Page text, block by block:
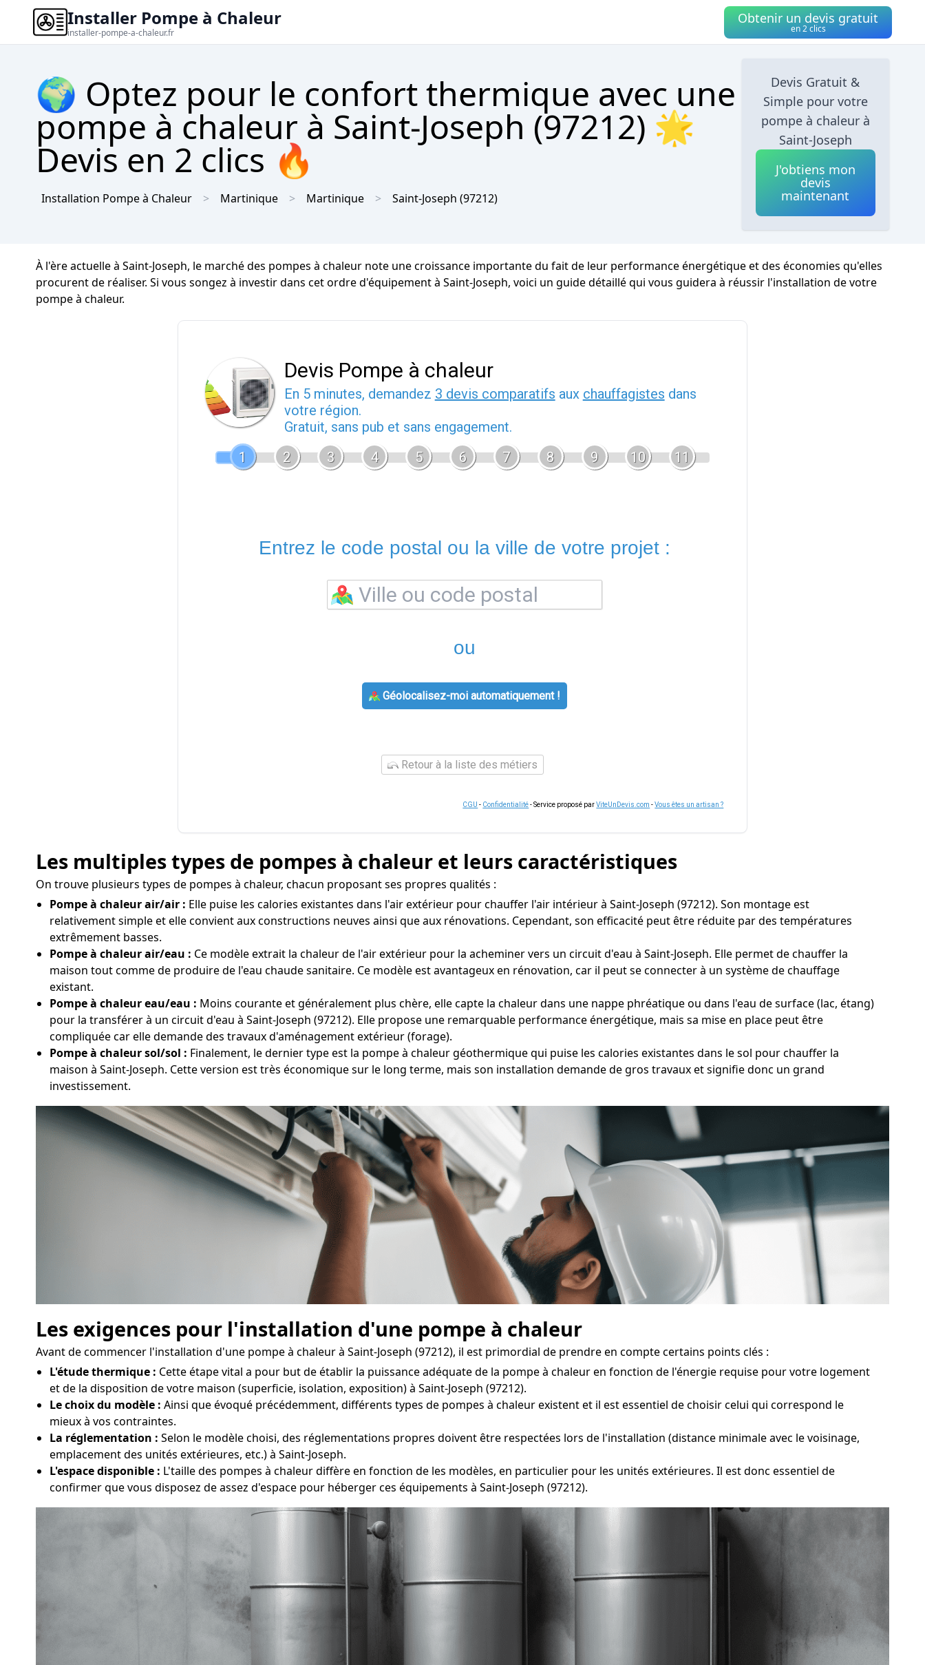
Installer Pompe à Chaleur
installer-pompe-a-chaleur.fr
Obtenir un devis gratuit
en 2 clics
🌍 Optez pour le confort thermique avec une
pompe à chaleur à Saint-Joseph (97212) 🌟
Devis en 2 clics 🔥
Installation Pompe à Chaleur Martinique Martinique Saint-Joseph (97212)
Devis Gratuit &
Simple pour votre
pompe à chaleur à
Saint-Joseph
J'obtiens mon
devis
maintenant
À l'ère actuelle à Saint-Joseph, le marché des pompes à chaleur note une croissance importante du fait de leur performance énergétique et des économies qu'elles
procurent de réaliser. Si vous songez à investir dans cet ordre d'équipement à Saint-Joseph, voici un guide détaillé qui vous guidera à réussir l'installation de votre
pompe à chaleur.
Devis Pompe à chaleur
En 5 minutes, demandez 3 devis comparatifs aux chauffagistes dans
votre région.
Gratuit, sans pub et sans engagement.
1
2 3 4 5 6 7 8 9 10 11
Entrez le code postal ou la ville de votre projet :
ou
Géolocalisez-moi automatiquement !
Retour à la liste des métiers
CGU - Confidentialité- Service proposé parViteUnDevis.com -Vous êtes un artisan ?
Les multiples types de pompes à chaleur et leurs caractéristiques
On trouve plusieurs types de pompes à chaleur, chacun proposant ses propres qualités :
Pompe à chaleur air/air : Elle puise les calories existantes dans l'air extérieur pour chauffer l'air intérieur à Saint-Joseph (97212). Son montage est
relativement simple et elle convient aux constructions neuves ainsi que aux rénovations. Cependant, son efficacité peut être réduite par des températures
extrêmement basses.
Pompe à chaleur air/eau : Ce modèle extrait la chaleur de l'air extérieur pour la acheminer vers un circuit d'eau à Saint-Joseph. Elle permet de chauffer la
maison tout comme de produire de l'eau chaude sanitaire. Ce modèle est avantageux en rénovation, car il peut se connecter à un système de chauffage
existant.
Pompe à chaleur eau/eau : Moins courante et généralement plus chère, elle capte la chaleur dans une nappe phréatique ou dans l'eau de surface (lac, étang)
pour la transférer à un circuit d'eau à Saint-Joseph (97212). Elle propose une remarquable performance énergétique, mais sa mise en place peut être
compliquée car elle demande des travaux d'aménagement extérieur (forage).
Pompe à chaleur sol/sol : Finalement, le dernier type est la pompe à chaleur géothermique qui puise les calories existantes dans le sol pour chauffer la
maison à Saint-Joseph. Cette version est très économique sur le long terme, mais son installation demande de gros travaux et signifie donc un grand
investissement.
Les exigences pour l'installation d'une pompe à chaleur
Avant de commencer l'installation d'une pompe à chaleur à Saint-Joseph (97212), il est primordial de prendre en compte certains points clés :
L'étude thermique : Cette étape vital a pour but de établir la puissance adéquate de la pompe à chaleur en fonction de l'énergie requise pour votre logement
et de la disposition de votre maison (superficie, isolation, exposition) à Saint-Joseph (97212).
Le choix du modèle : Ainsi que évoqué précédemment, différents types de pompes à chaleur existent et il est essentiel de choisir celui qui correspond le
mieux à vos contraintes.
La réglementation : Selon le modèle choisi, des réglementations propres doivent être respectées lors de l'installation (distance minimale avec le voisinage,
emplacement des unités extérieures, etc.) à Saint-Joseph.
L'espace disponible : L'taille des pompes à chaleur diffère en fonction de les modèles, en particulier pour les unités extérieures. Il est donc essentiel de
confirmer que vous disposez de assez d'espace pour héberger ces équipements à Saint-Joseph (97212).